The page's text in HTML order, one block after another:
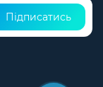
Підписатись